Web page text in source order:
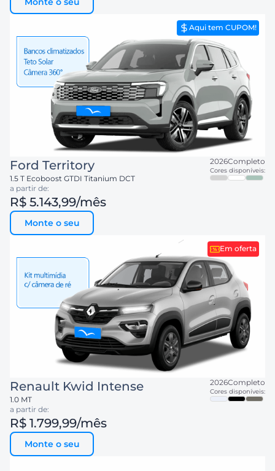
Aqui tem CUPOM!
Ford Territory
1.5 T Ecoboost GTDI Titanium DCT
2026Completo
Cores disponíveis:
a partir de:
R$ 5.143,99/mês
Monte o seu
Em oferta
Renault Kwid Intense
1.0 MT
2026Completo
Cores disponíveis:
a partir de:
R$ 1.799,99/mês
Monte o seu